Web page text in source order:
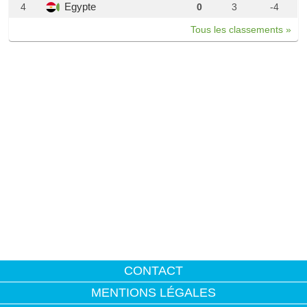
4
Egypte 0 3 -4
Tous les classements »
CONTACT
MENTIONS LÉGALES